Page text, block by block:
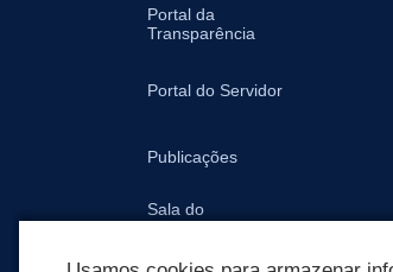
Portal da
Transparência
Portal do Servidor
Publicações
Sala do